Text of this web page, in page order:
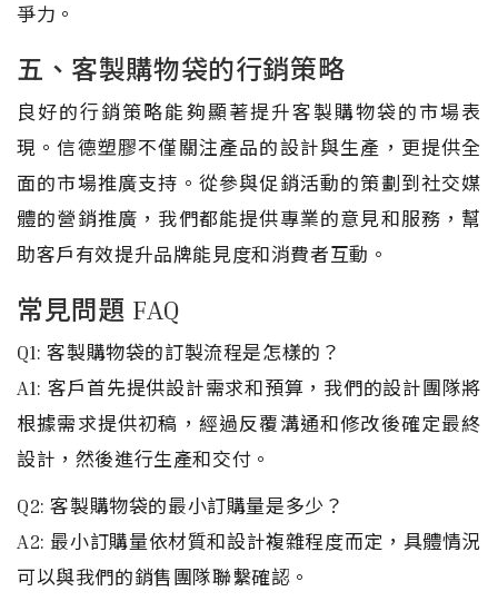
爭力。
五、客製購物袋的行銷策略
良好的行銷策略能夠顯著提升客製購物袋的市場表
現。信德塑膠不僅關注產品的設計與生產，更提供全
面的市場推廣支持。從參與促銷活動的策劃到社交媒
體的營銷推廣，我們都能提供專業的意見和服務，幫
助客戶有效提升品牌能見度和消費者互動。
常見問題 FAQ
Q1: 客製購物袋的訂製流程是怎樣的？
A1: 客戶首先提供設計需求和預算，我們的設計團隊將
根據需求提供初稿，經過反覆溝通和修改後確定最終
設計，然後進行生產和交付。
Q2: 客製購物袋的最小訂購量是多少？
A2: 最小訂購量依材質和設計複雜程度而定，具體情況
可以與我們的銷售團隊聯繫確認。